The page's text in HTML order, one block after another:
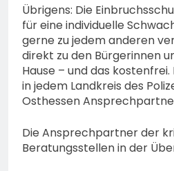
Übrigens: Die
für eine individuelle
gerne zu jedem anderen
direkt zu den Bürgerinnen
Hause – und das
in jedem Landkreis des
Osthessen
Die Ansprechpartner der
Beratungsstellen in der